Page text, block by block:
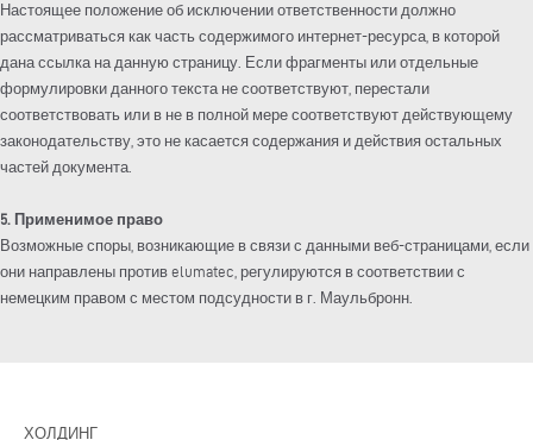
Настоящее положение об исключении ответственности должно
рассматриваться как часть содержимого интернет-ресурса, в которой
дана ссылка на данную страницу. Если фрагменты или отдельные
формулировки данного текста не соответствуют, перестали
соответствовать или в не в полной мере соответствуют действующему
законодательству, это не касается содержания и действия остальных
частей документа.
5. Применимое право
Возможные споры, возникающие в связи с данными веб-страницами, если
они направлены против elumatec, регулируются в соответствии с
немецким правом с местом подсудности в г. Маульбронн.
ХОЛДИНГ